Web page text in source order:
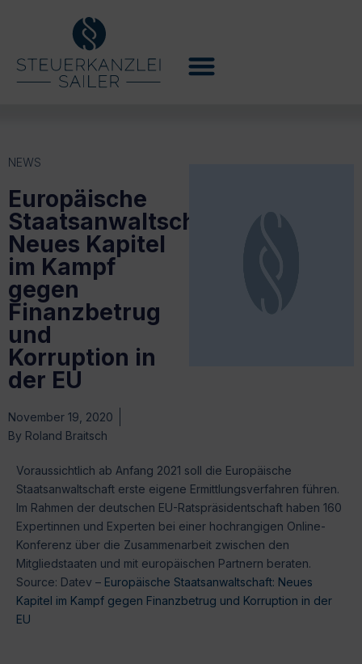
NEWS
Europäische
Staatsanwaltschaft:
Neues Kapitel
im Kampf
gegen
Finanzbetrug
und
Korruption in
der EU
November 19, 2020
By Roland Braitsch
Voraussichtlich ab Anfang 2021 soll die Europäische
Staatsanwaltschaft erste eigene Ermittlungsverfahren führen.
Im Rahmen der deutschen EU-Ratspräsidentschaft haben 160
Expertinnen und Experten bei einer hochrangigen Online-
Konferenz über die Zusammenarbeit zwischen den
Mitgliedstaaten und mit europäischen Partnern beraten.
Source: Datev – Europäische Staatsanwaltschaft: Neues
Kapitel im Kampf gegen Finanzbetrug und Korruption in der
EU